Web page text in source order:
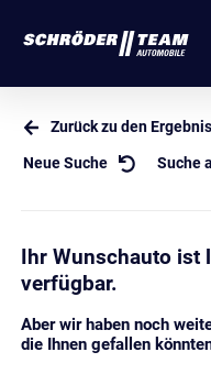
Zurück zu den
Neue Suche Suche
Ihr Wunschauto ist
verfügbar.
Aber wir haben noch
die Ihnen gefallen